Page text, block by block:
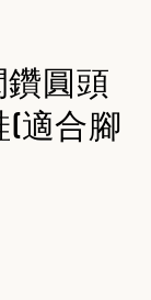
鑽圓頭
(適合腳